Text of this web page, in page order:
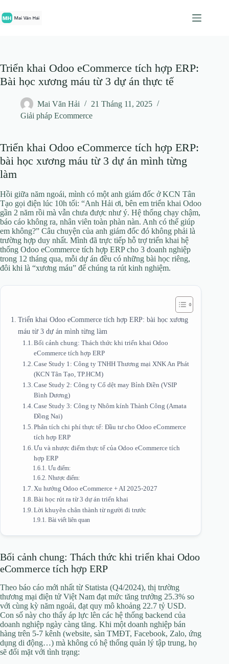
đến
phần
Triển khai Odoo eCommerce tích hợp ERP:
Bài học xương máu từ 3 dự án thực tế
Mai Văn Hải
21 Tháng 11, 2025
Giải pháp Ecommerce
Triển khai Odoo eCommerce tích hợp ERP:
bài học xương máu từ 3 dự án mình từng
làm
Hồi giữa năm ngoái, mình có một anh giám đốc ở KCN Tân
Tạo gọi điện lúc 10h tối: “Anh Hải ơi, bên em triển khai Odoo
gần 2 năm rồi mà vẫn chưa được như ý. Hệ thống chạy chậm,
báo cáo không ra, nhân viên toàn phàn nàn. Anh có thể giúp
em không?” Câu chuyện của anh giám đốc đó không phải là
trường hợp duy nhất. Mình đã trực tiếp hỗ trợ triển khai hệ
thống Odoo eCommerce tích hợp ERP cho 3 doanh nghiệp
trong 12 tháng qua, mỗi dự án đều có những bài học riêng,
đôi khi là “xương máu” để chúng ta rút kinh nghiệm.
Triển khai Odoo eCommerce tích hợp ERP: bài học xương
máu từ 3 dự án mình từng làm
Bối cảnh chung: Thách thức khi triển khai Odoo
eCommerce tích hợp ERP
Case Study 1: Công ty TNHH Thương mại XNK An Phát
(KCN Tân Tạo, TP.HCM)
Case Study 2: Công ty Cổ dệt may Bỉnh Điền (VSIP
Bình Dương)
Case Study 3: Công ty Nhôm kính Thành Công (Amata
Đồng Nai)
Phân tích chi phí thực tế: Đầu tư cho Odoo eCommerce
tích hợp ERP
Ưu và nhược điểm thực tế của Odoo eCommerce tích
hợp ERP
Ưu điểm:
Nhược điểm:
Xu hướng Odoo eCommerce + AI 2025-2027
Bài học rút ra từ 3 dự án triển khai
Lời khuyên chân thành từ người đi trước
Bài viết liên quan
Bối cảnh chung: Thách thức khi triển khai Odoo
eCommerce tích hợp ERP
Theo báo cáo mới nhất từ Statista (Q4/2024), thị trường
thương mại điện tử Việt Nam đạt mức tăng trưởng 25.3% so
với cùng kỳ năm ngoái, đạt quy mô khoảng 22.7 tỷ USD.
Con số này cho thấy áp lực lên các hệ thống backend của
doanh nghiệp ngày càng tăng. Khi một doanh nghiệp bán
hàng trên 5-7 kênh (website, sàn TMĐT, Facebook, Zalo, ứng
dụng di động…) mà không có hệ thống quản lý tập trung, họ
sẽ đối mặt với tình trạng: